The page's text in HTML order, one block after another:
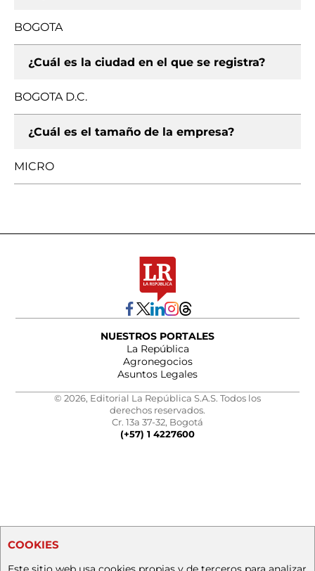
BOGOTA
¿Cuál es la ciudad en el que se registra?
BOGOTA D.C.
¿Cuál es el tamaño de la empresa?
MICRO
NUESTROS PORTALES
La República
Agronegocios
Asuntos Legales
© 2026, Editorial La República S.A.S. Todos los
derechos reservados.
Cr. 13a 37-32, Bogotá
(+57) 1 4227600
COOKIES